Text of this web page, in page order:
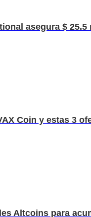
asegura $
Coin y estas 3
Altcoins para